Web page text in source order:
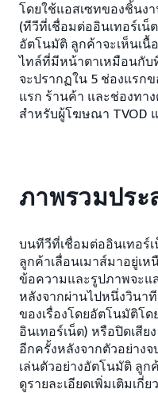
โดยใช้แอสเซทของชิ้น
(ทีวีที่เชื่อมต่ออินเทอร์เน็
อัตโนมัติ ลูกค้าจะเห็นเนื้
ไทล์ที่มีหน้าตาเหมือนกับ
จะปรากฏใน 5 ช่องแรก
แรก ร้านค้า และช่องทา
สำหรับผู้โฆษณา TVOD
ภาพรวมปร
บนทีวีที่เชื่อมต่ออินเทอร์
ลูกค้าเลื่อนเมาส์มาอยู่เห
ข้อความและรูปภาพจะ
หลังจากผ่านไปหนึ่งวินา
ของเรื่องโดยอัตโนมัติโด
อินเทอร์เน็ต) หรือปิดเสี
อีกครั้งหลังจากตัวอย่าง
เล่นตัวอย่างอัตโนมัติ ลูก
ดูรายละเอียดเพิ่มเติมเกี่